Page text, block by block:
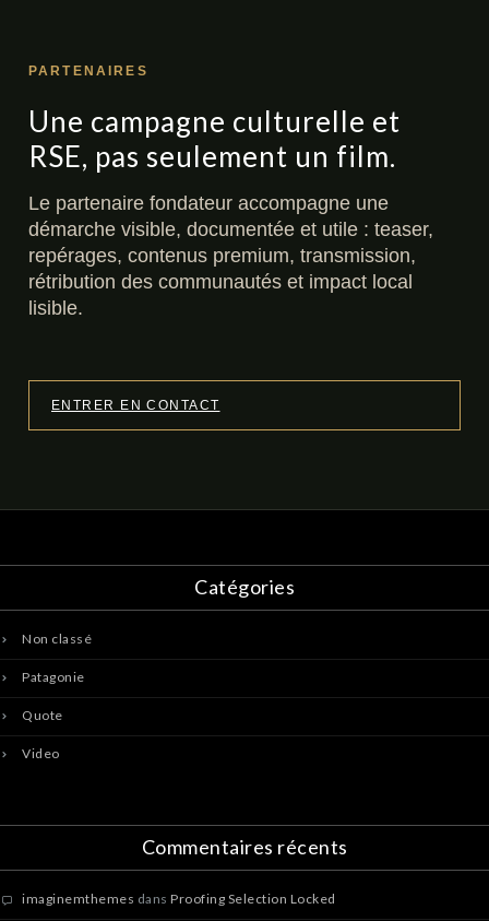
PARTENAIRES
Une campagne culturelle et
RSE, pas seulement un film.
Le partenaire fondateur accompagne une
démarche visible, documentée et utile : teaser,
repérages, contenus premium, transmission,
rétribution des communautés et impact local
lisible.
ENTRER EN CONTACT
Catégories
Non classé
Patagonie
Quote
Video
Commentaires récents
imaginemthemes dans Proofing Selection Locked